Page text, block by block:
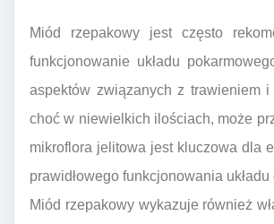
Miód rzepakowy jest często
funkcjonowanie układu
aspektów związanych z trawieniem
choć w niewielkich ilościach, może
mikroflora jelitowa jest kluczowa dla
prawidłowego funkcjonowania
Miód rzepakowy wykazuje również